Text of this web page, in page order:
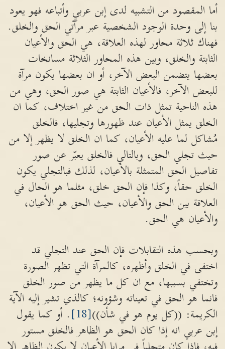
أما المقصود من التشبيه لدى إبن عربي وأتباعه فهو يعود
بنا إلى وحدة الوجود الشخصية عبر مرآتي الحق والخلق.
فهناك ثلاثة محاور لهذه العلاقة، هي الحق والأعيان
الثابتة والخلق، وبين هذه المحاور الثلاثة مسانخات
بعضها يتضمن البعض الآخر، أو ان بعضها يكون مرآة
للبعض الآخر، فالأعيان الثابتة هي صور الحق، وهي من
هذه الناحية تمثل ذات الحق من غير اختلاف، كما ان
الخلق يمثل الأعيان عند ظهورها وتجليها، فالخلق
مُشاكل لما عليه الأعيان، كما ان الخلق لا يظهر إلا من
حيث تجلي الحق، وبالتالي فالخلق يعبّر عن صور
تفاصيل الحق المتمثلة بالأعيان، لذلك فبالتجلي يكون
الخلق حقاً، وكذا فإن الحق خلق، مثلما هو الحال في
العلاقة بين الحق والأعيان، حيث الحق هو الأعيان،
والأعيان هي الحق.
وبحسب هذه التقابلات فإن الحق عند التجلي قد
اختفى في الخلق وأظهره، كالمرآة التي تظهر الصورة
وتختفي بسببها، مع ان كل ما يظهر من صور الخلق
فانما هو الحق في تعيناته وشؤونه؛ كالذي تشير إليه الآية
الكريمة: ((كل يوم هو في شأن))[18]
. أو كما يقول
إبن عربي انه إذا كان الحق هو الظاهر فالخلق مستور